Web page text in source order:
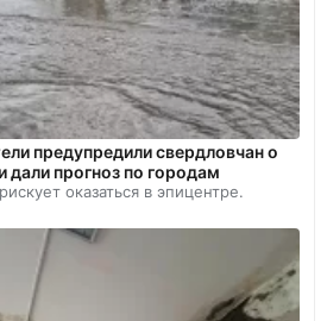
предупредили свердловчан о
дали прогноз по городам
оказаться в эпицентре.